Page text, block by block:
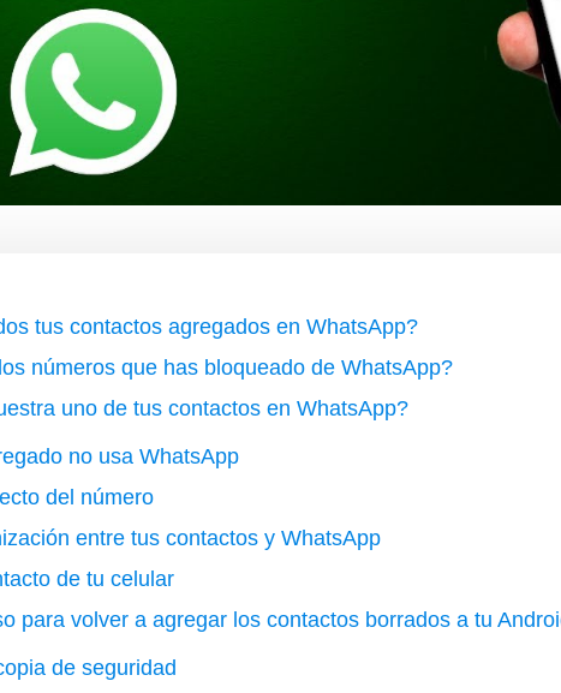
tus contactos agregados en WhatsApp?
números que has bloqueado de WhatsApp?
uno de tus contactos en WhatsApp?
no usa WhatsApp
del número
entre tus contactos y WhatsApp
de tu celular
para volver a agregar los contactos borrados a tu
de seguridad